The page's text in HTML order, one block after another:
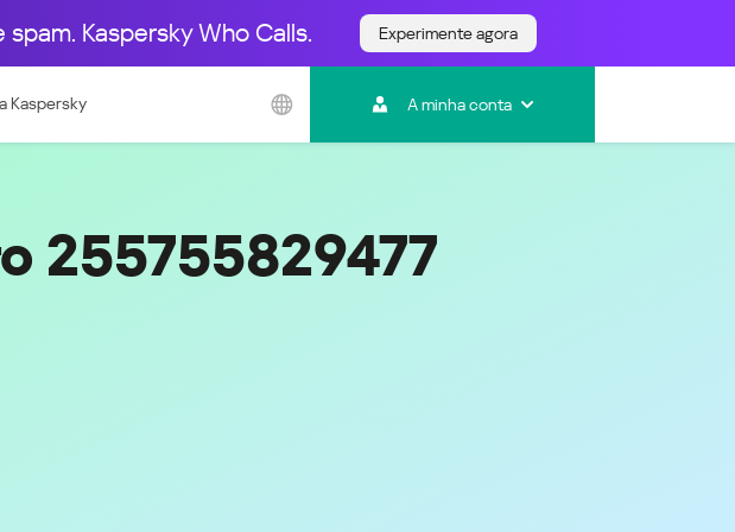
Kaspersky Who Calls. Experimente agora
Kaspersky A minha conta
Europeu
- Қазақша (Kazakhstan -
Ásia e Pacífico
Australia
India
Malaysia - Bahasa Melayu
New Zealand
255755829477